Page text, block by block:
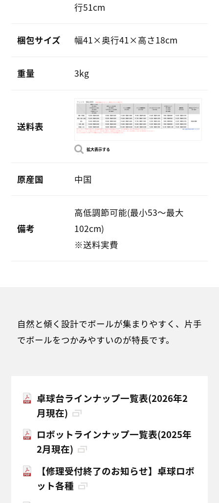
行51cm
梱包サイズ 幅41×奥行41×高さ18cm
重量 3kg
送料表
拡大表示する
原産国 中国
備考
高低調節可能(最小53～最大
102cm)
※送料実費
自然と傾く設計でボールが集まりやすく、片手
でボールをつかみやすいのが特長です。
卓球台ラインナップ一覧表(2026年2
月現在)
ロボットラインナップ一覧表(2025年
2月現在)
【修理受付終了のお知らせ】卓球ロボ
ット各種